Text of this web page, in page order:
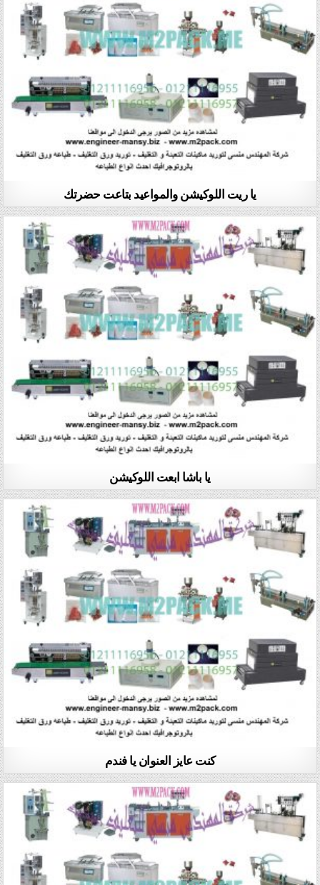
يا ريت اللوكيشن والمواعيد بتاعت حضرتك
يا باشا ابعت اللوكيشن
كنت عايز العنوان يا فندم